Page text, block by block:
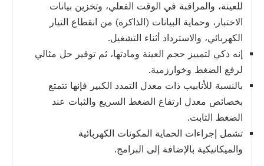
للعينة، والمراقبة في الوقت الفعلي، وتخزين بيانات
الاختبار، وحماية البيانات (الذاكرة) من انقطاع التيار
الكهربائي، والاسترداد أثناء التشغيل.
إنه ذكي لتمييز حجم العينة ومادتها، ثم توفير حل مثالي
لرفع الضغط وخوارزمية.
بالنسبة للأنابيب ذات معدل التمدد الكبير فإنها تتمتع
بخصائص معدل ارتفاع الضغط السريع والثبات عند
الضغط الثابت.
تشمل إجراءات الحماية المكونات الكهربائية
والميكانيكية بالإضافة إلى البرامج.